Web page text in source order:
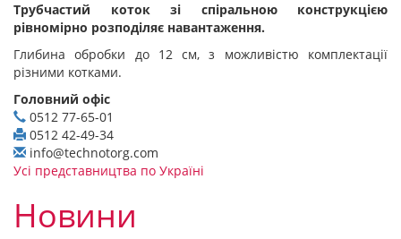
Трубчастий коток зі спіральною конструкцією
рівномірно розподіляє навантаження.
Глибина обробки до 12 см, з можливістю комплектації
різними котками.
Головний офіс
0512 77-65-01
0512 42-49-34
info@technotorg.com
Усі представництва по Україні
Новини